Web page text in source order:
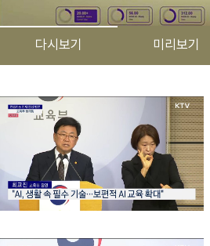
다시보기 미리보기
검색 조건
검색어 입력
검색